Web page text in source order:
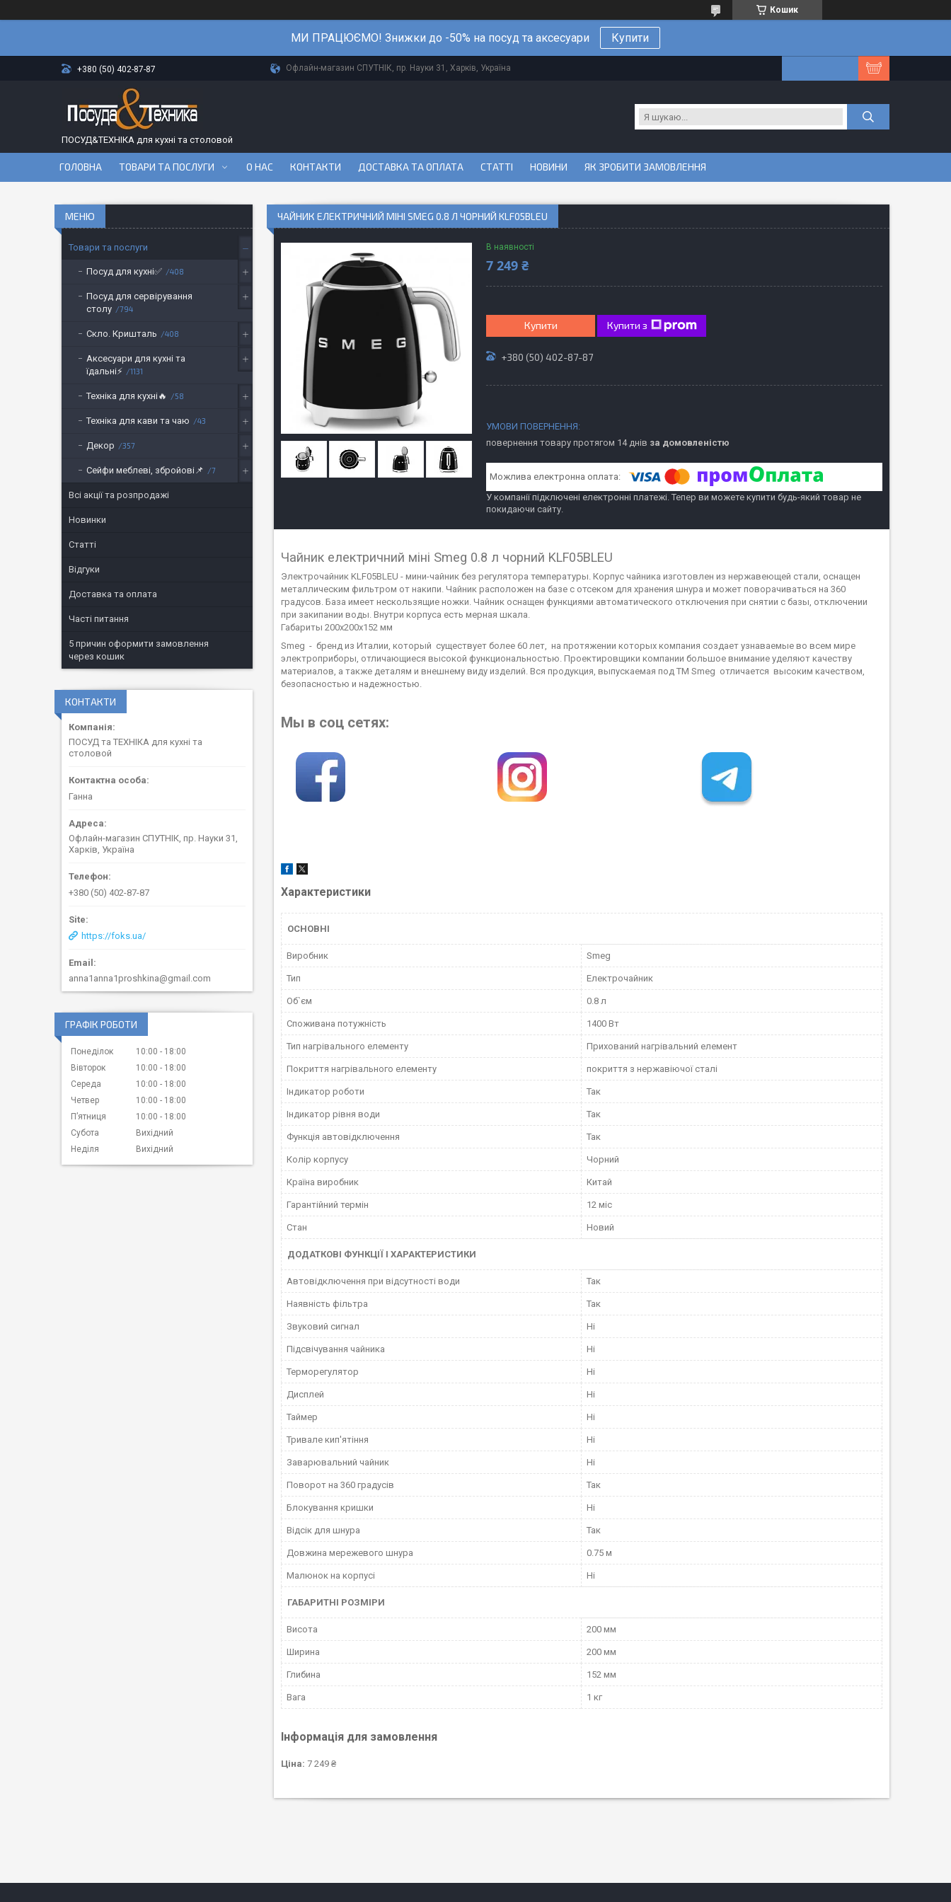
Кошик
МИ ПРАЦЮЄМО! Знижки до -50% на посуд та аксесуари Купити
+380 (50) 402-87-87 Офлайн-магазин СПУТНІК, пр. Науки 31, Харків, Україна
ПОСУД&ТЕХНІКА для кухні та столовой
ГОЛОВНА ТОВАРИ ТА ПОСЛУГИ О НАС КОНТАКТИ ДОСТАВКА ТА ОПЛАТА СТАТТІ НОВИНИ ЯК ЗРОБИТИ ЗАМОВЛЕННЯ
ЧАЙНИК ЕЛЕКТРИЧНИЙ МІНІ SMEG 0.8 Л ЧОРНИЙ KLF05BLEU
В наявності
7 249 ₴
Купити Купити з
+380 (50) 402-87-87
повернення товару протягом 14 днів за домовленістю
У компанії підключені електронні платежі. Тепер ви можете купити будь-який товар не
покидаючи сайту.
Чайник електричний міні Smeg 0.8 л чорний KLF05BLEU
Электрочайник KLF05BLEU - мини-чайник без регулятора температуры. Корпус чайника изготовлен из нержавеющей стали, оснащен
металлическим фильтром от накипи. Чайник расположен на базе с отсеком для хранения шнура и может поворачиваться на 360
градусов. База имеет нескользящие ножки. Чайник оснащен функциями автоматического отключения при снятии с базы, отключении
при закипании воды. Внутри корпуса есть мерная шкала.
Габариты 200x200x152 мм
Smeg - бренд из Италии, который существует более 60 лет, на протяжении которых компания создает узнаваемые во всем мире
электроприборы, отличающиеся высокой функциональностью. Проектировщики компании большое внимание уделяют качеству
материалов, а также деталям и внешнему виду изделий. Вся продукция, выпускаемая под ТМ Smeg отличается высоким качеством,
безопасностью и надежностью.
Мы в соц сетях:
Характеристики
ОСНОВНІ
Виробник Smeg
Тип Електрочайник
Об`єм 0.8 л
Споживана потужність 1400 Вт
Тип нагрівального елементу Прихований нагрівальний елемент
Покриття нагрівального елементу покриття з нержавіючої сталі
Індикатор роботи Так
Індикатор рівня води Так
Функція автовідключення Так
Колір корпусу Чорний
Країна виробник Китай
Гарантійний термін 12 міс
Стан Новий
ДОДАТКОВІ ФУНКЦІЇ І ХАРАКТЕРИСТИКИ
Автовідключення при відсутності води Так
Наявність фільтра Так
Звуковий сигнал Ні
Підсвічування чайника Ні
Терморегулятор Ні
Дисплей Ні
Таймер Ні
Тривале кип'ятіння Ні
Заварювальний чайник Ні
Поворот на 360 градусів Так
Блокування кришки Ні
Відсік для шнура Так
Довжина мережевого шнура 0.75 м
Малюнок на корпусі Ні
ГАБАРИТНІ РОЗМІРИ
Висота 200 мм
Ширина 200 мм
Глибина 152 мм
Вага 1 кг
Інформація для замовлення
Ціна: 7 249 ₴
Товари та послуги
Посуд для кухні✅ 408
Посуд для сервірування
столу
794
Скло. Кришталь 408
Аксесуари для кухні та
їдальні⚡
1131
Техніка для кухні🔥 58
Техніка для кави та чаю 43
Декор 357
Сейфи меблеві, збройові📌 7
Всі акції та розпродажі
Новинки
Статті
Відгуки
Доставка та оплата
Часті питання
5 причин оформити замовлення
через кошик
КОНТАКТИ
ПОСУД та ТЕХНІКА для кухні та
столовой
Ганна
Офлайн-магазин СПУТНІК, пр. Науки 31,
Харків, Україна
+380 (50) 402-87-87
https://foks.ua/
anna1anna1proshkina@gmail.com
ГРАФІК РОБОТИ
Понеділок 10:00
18:00
Вівторок
10:00
18:00
Середа
10:00
18:00
Четвер
10:00
18:00
Пʼятниця
10:00
18:00
Субота
Вихідний
Неділя
Вихідний